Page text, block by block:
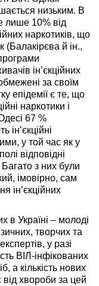
низьким. В
лише 10% від
наркотиків, що
(Балакірєва й ін.,
ін’єкційних
за своїм
епідемії є те, що
наркотики і
67 %
ін’єкційні
у той час як у
відповідні
з них були
імо­вірно, сам
ін’єкційних
в Україні – молоді
творчих та
у разі
ВІЛ-інфікованих
а кількість нових
хвороби за цей